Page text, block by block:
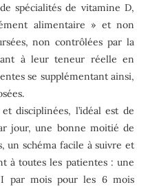
spécialités de vitamine D,
alimentaire » et non
non contrôlées par la
à leur teneur réelle en
se supplémentant ainsi,
disciplinées, l’idéal est de
jour, une bonne moitié de
un schéma facile à suivre et
à toutes les patientes : une
par mois pour les 6 mois